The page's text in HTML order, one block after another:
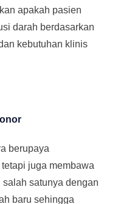
apakah pasien
darah berdasarkan
kebutuhan klinis
berupaya
juga membawa
satunya dengan
baru sehingga